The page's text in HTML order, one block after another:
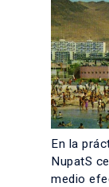
En la
NupatS
medio